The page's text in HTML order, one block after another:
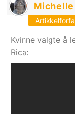
Michelle
Kvinne valgte å
Rica: